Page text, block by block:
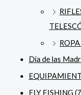
Día de las
FLY FISHING